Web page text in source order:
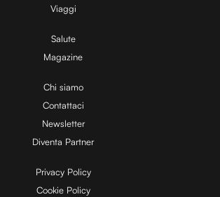
V
i
d
e
Viaggi
Salute
Magazine
Chi siamo
Contattaci
Newsletter
Diventa Partner
Privacy Policy
Cookie Policy